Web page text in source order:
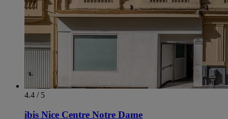
4.4 / 5
ibis Nice Centre Notre Dame